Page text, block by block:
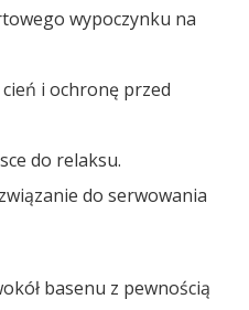
wypoczynku na
i ochronę przed
do relaksu.
do serwowania
basenu z pewnością